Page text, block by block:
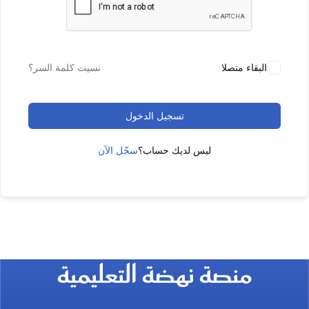
البقاء متصلا نسيت كلمة السر؟
تسجيل الدخول
ليس لديك حساب؟سجّل الآن
منصة نهضة التعليمية